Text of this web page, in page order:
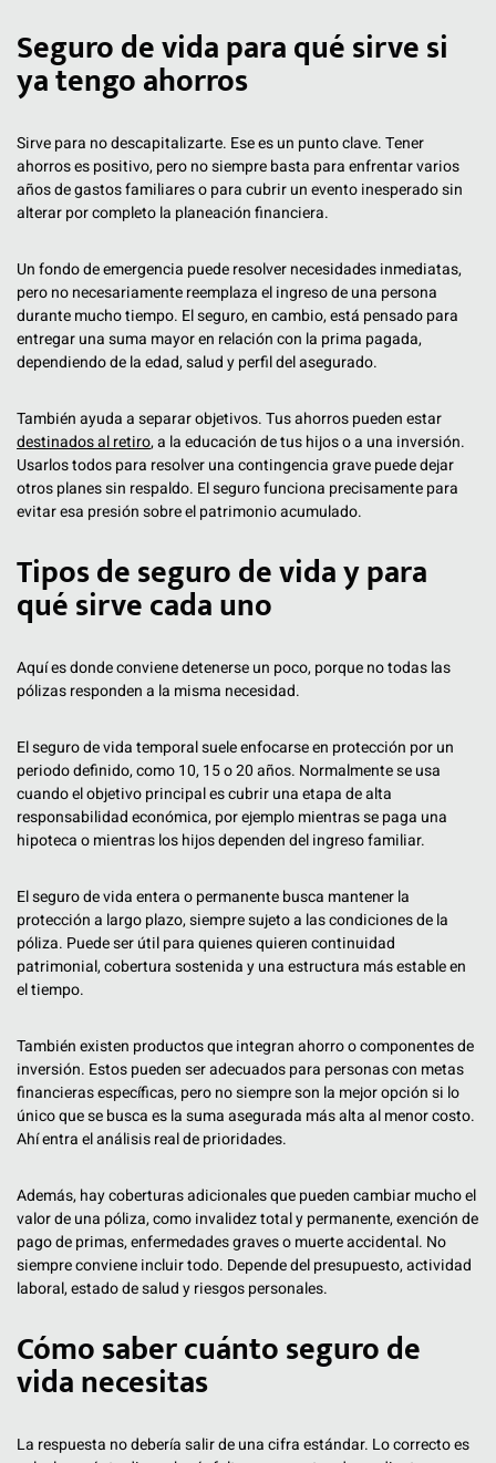
Seguro de vida para qué sirve si
ya tengo ahorros
Sirve para no descapitalizarte. Ese es un punto clave. Tener
ahorros es positivo, pero no siempre basta para enfrentar varios
años de gastos familiares o para cubrir un evento inesperado sin
alterar por completo la planeación financiera.
Un fondo de emergencia puede resolver necesidades inmediatas,
pero no necesariamente reemplaza el ingreso de una persona
durante mucho tiempo. El seguro, en cambio, está pensado para
entregar una suma mayor en relación con la prima pagada,
dependiendo de la edad, salud y perfil del asegurado.
También ayuda a separar objetivos. Tus ahorros pueden estar
destinados al retiro, a la educación de tus hijos o a una inversión.
Usarlos todos para resolver una contingencia grave puede dejar
otros planes sin respaldo. El seguro funciona precisamente para
evitar esa presión sobre el patrimonio acumulado.
Tipos de seguro de vida y para
qué sirve cada uno
Aquí es donde conviene detenerse un poco, porque no todas las
pólizas responden a la misma necesidad.
El seguro de vida temporal suele enfocarse en protección por un
periodo definido, como 10, 15 o 20 años. Normalmente se usa
cuando el objetivo principal es cubrir una etapa de alta
responsabilidad económica, por ejemplo mientras se paga una
hipoteca o mientras los hijos dependen del ingreso familiar.
El seguro de vida entera o permanente busca mantener la
protección a largo plazo, siempre sujeto a las condiciones de la
póliza. Puede ser útil para quienes quieren continuidad
patrimonial, cobertura sostenida y una estructura más estable en
el tiempo.
También existen productos que integran ahorro o componentes de
inversión. Estos pueden ser adecuados para personas con metas
financieras específicas, pero no siempre son la mejor opción si lo
único que se busca es la suma asegurada más alta al menor costo.
Ahí entra el análisis real de prioridades.
Además, hay coberturas adicionales que pueden cambiar mucho el
valor de una póliza, como invalidez total y permanente, exención de
pago de primas, enfermedades graves o muerte accidental. No
siempre conviene incluir todo. Depende del presupuesto, actividad
laboral, estado de salud y riesgos personales.
Cómo saber cuánto seguro de
vida necesitas
La respuesta no debería salir de una cifra estándar. Lo correcto es